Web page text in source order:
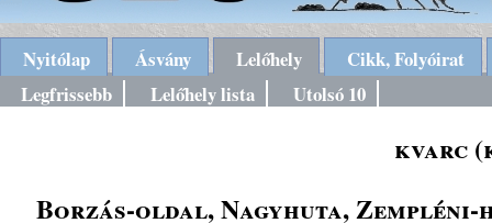
Nyitólap Ásvány Lelőhely
Cikk, Folyóirat
Legfrissebb
Lelőhely lista Utolsó 10
kvarc
Borzás-oldal, Nagyhuta, Zempléni-